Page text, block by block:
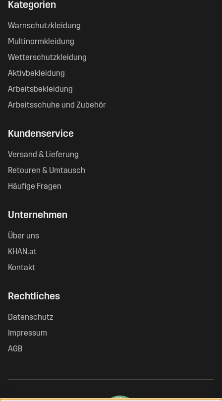
Kategorien
Warnschutzkleidung
Multinormkleidung
Wetterschutzkleidung
Aktivbekleidung
Arbeitsbekleidung
Arbeitsschuhe und Zubehör
Kundenservice
Versand & Lieferung
Retouren & Umtausch
Häufige Fragen
Unternehmen
Über uns
KHAN.at
Kontakt
Rechtliches
Datenschutz
Impressum
AGB